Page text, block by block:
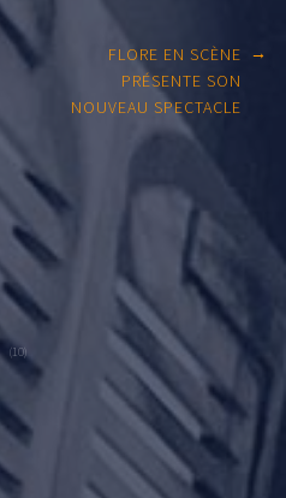
FLORE EN SCÈNE
PRÉSENTE SON
NOUVEAU SPECTACLE
→
(10)